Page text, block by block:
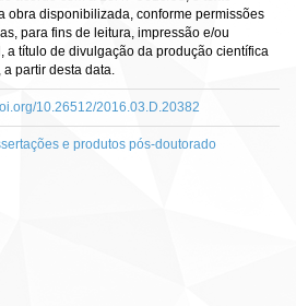
obra disponibilizada, conforme permissões
para fins de leitura, impressão e/ou
a título de divulgação da produção científica
a partir desta data.
10.26512/2016.03.D.20382
e produtos pós-doutorado